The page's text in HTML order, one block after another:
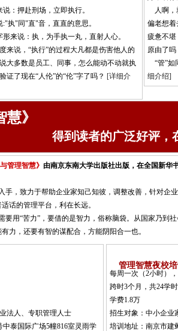
人啊，
偏老想着
疲惫不
原由了吗
“管”如
细介绍]
：押赴刑场，立即执行。
执"同"直"音，直直的意思。
来说：执，为手执一丸，直射人心。
来说，“执行”的过程大凡都是伤害他人的
大多数是员工、同事，怎么能动不动就执
证了现在“人伦”的“伦”字了吗？ [详细介
》
得到读者的广泛好评，
管理智慧》 由南京东南大学出版社出版，在全国新华
手，致力于帮助企业家知己知彼，调整改善，针对企
话的管理平台，利在长远。
“苦力”，要借的是智力，俗称脑袋。从国家乃到社
力，还要有智的谋配合，方能阴阳合一也。
法人、专职管理人士
泰国际广场5幢816室灵雨学
管理智慧夜校
每周一次（2小时）
跨时3个月，共24学时
学费1.8万
招生对象：中小企业
培训地址：南京市建